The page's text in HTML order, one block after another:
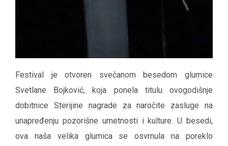
Festival je otvoren svečanom besedom glumice
Svetlane Bojković, koja ponela titulu ovogodišnje
dobitnice Sterijine nagrade za naročite zasluge na
unapređenju pozorišne umetnosti i kulture. U besedi,
ova naša velika glumica se osvrnula na poreklo